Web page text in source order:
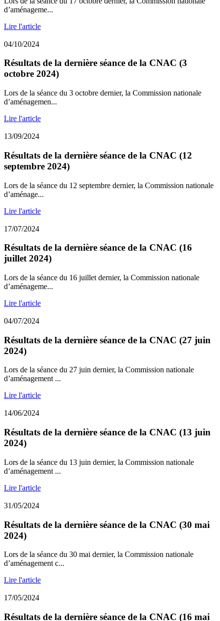
d’aménageme...
Lire l'article
04/10/2024
Résultats de la dernière séance de la CNAC (3
octobre 2024)
Lors de la séance du 3 octobre dernier, la Commission nationale
d’aménagemen...
Lire l'article
13/09/2024
Résultats de la dernière séance de la CNAC (12
septembre 2024)
Lors de la séance du 12 septembre dernier, la Commission nationale
d’aménage...
Lire l'article
17/07/2024
Résultats de la dernière séance de la CNAC (16
juillet 2024)
Lors de la séance du 16 juillet dernier, la Commission nationale
d’aménageme...
Lire l'article
04/07/2024
Résultats de la dernière séance de la CNAC (27 juin
2024)
Lors de la séance du 27 juin dernier, la Commission nationale
d’aménagement ...
Lire l'article
14/06/2024
Résultats de la dernière séance de la CNAC (13 juin
2024)
Lors de la séance du 13 juin dernier, la Commission nationale
d’aménagement ...
Lire l'article
31/05/2024
Résultats de la dernière séance de la CNAC (30 mai
2024)
Lors de la séance du 30 mai dernier, la Commission nationale
d’aménagement c...
Lire l'article
17/05/2024
Résultats de la dernière séance de la CNAC (16 mai